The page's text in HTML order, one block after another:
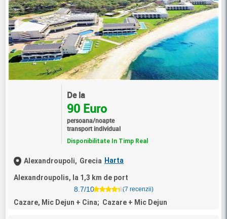
De la
90 Euro
persoana/noapte
transport individual
Disponibilitate In Timp Real
Alexandroupoli, Grecia Harta
Alexandroupolis, la 1,3 km de port
8.7/10
(7 recenzii)
Cazare, Mic Dejun + Cina; Cazare + Mic Dejun